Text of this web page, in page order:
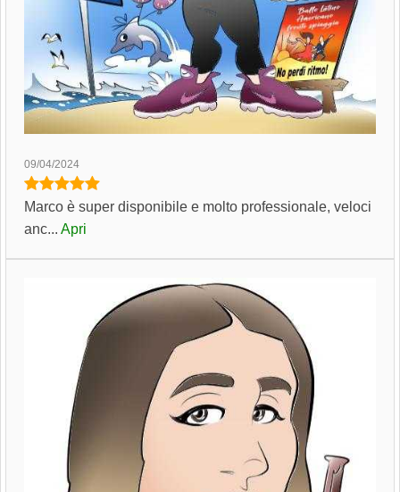
09/04/2024
Marco è super disponibile e molto professionale, veloci
anc... Apri